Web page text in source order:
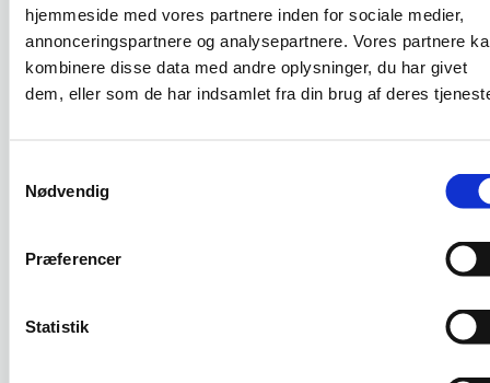
hjemmeside med vores partnere inden for sociale medier,
annonceringspartnere og analysepartnere. Vores partnere
kombinere disse data med andre oplysninger, du har givet
dem, eller som de har indsamlet fra din brug af deres
Nødvendig
Præferencer
Statistik
For vag overskrift:Den lyder pæn, men siger ikke
noget tydeligt
For meget tekst:Toppen bliver en mur af
flere retninger
Svag mobiloplevelse: